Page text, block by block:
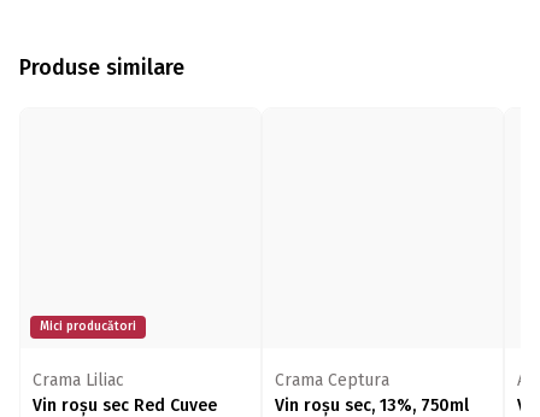
Produse similare
Mici producători
Crama Liliac
Vin roșu sec Red Cuvee
Crama Ceptura
Vin roșu sec, 13%, 750ml